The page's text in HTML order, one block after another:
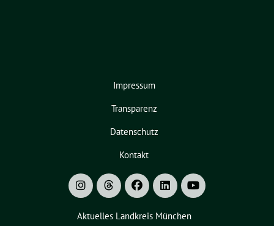
Impressum
Transparenz
Datenschutz
Kontakt
Aktuelles Landkreis München